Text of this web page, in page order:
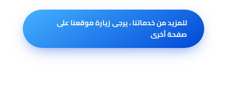
للمزيد من خدماتنا ، يرجى زيارة موقعنا على
صفحة أخرى